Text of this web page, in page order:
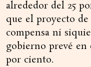
alrededor del 25
que el proyecto de
compensa ni
gobierno prevé en
por ciento.